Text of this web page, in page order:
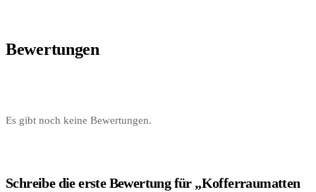
Bewertungen
Es gibt noch keine Bewertungen.
Schreibe die erste Bewertung für „Kofferraumatten